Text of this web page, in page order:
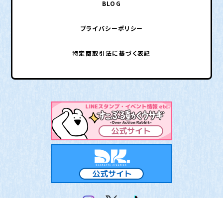
BLOG
プライバシーポリシー
特定商取引法に基づく表記